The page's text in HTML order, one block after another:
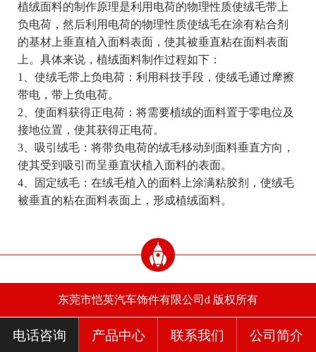
植绒面料的制作原理是利用电荷的物理性质使绒毛带上
负电荷，然后利用电荷的物理性质使绒毛在涂有粘合剂
的基材上垂直植入面料表面，使其被垂直粘在面料表面
上。具体来说，植绒面料制作过程如下：
1、使绒毛带上负电荷：利用科技手段，使绒毛通过摩擦
带电，带上负电荷。
2、使面料获得正电荷：将需要植绒的面料置于零电位及
接地位置，使其获得正电荷。
3、吸引绒毛：将带负电荷的绒毛移动到面料垂直方向，
使其受到吸引而呈垂直状植入面料的表面。
4、固定绒毛：在绒毛植入的面料上涂满粘胶剂，使绒毛
被垂直的粘在面料表面上，形成植绒面料。
东莞市恺英汽车饰件有限公司d 版权所有
电话咨询 产品中心 联系我们 公司简介